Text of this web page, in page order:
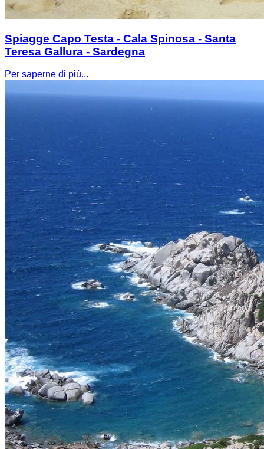
Spiagge Capo Testa - Cala Spinosa - Santa
Teresa Gallura - Sardegna
Per saperne di più...